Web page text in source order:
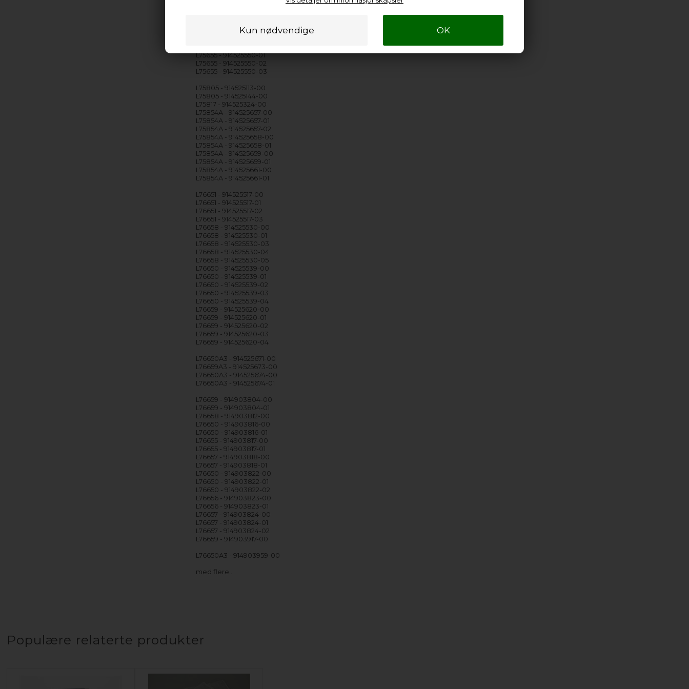
L75655 - 914525507-03
L75655 - 914525550-01
L75655 - 914525550-02
L75655 - 914525550-03
L75805 - 914525113-00
L75805 - 914525144-00
L75817 - 914525324-00
L75854A - 914525657-00
L75854A - 914525657-01
L75854A - 914525657-02
L75854A - 914525658-00
L75854A - 914525658-01
L75854A - 914525659-00
L75854A - 914525659-01
L75854A - 914525661-00
L75854A - 914525661-01
L76651 - 914525517-00
L76651 - 914525517-01
L76651 - 914525517-02
L76651 - 914525517-03
L76658 - 914525530-00
L76658 - 914525530-01
L76658 - 914525530-03
L76658 - 914525530-04
L76658 - 914525530-05
L76650 - 914525539-00
L76650 - 914525539-01
L76650 - 914525539-02
L76650 - 914525539-03
L76650 - 914525539-04
L76659 - 914525620-00
L76659 - 914525620-01
L76659 - 914525620-02
L76659 - 914525620-03
L76659 - 914525620-04
L76650A3 - 914525671-00
L76659A3 - 914525673-00
L76650A3 - 914525674-00
L76650A3 - 914525674-01
L76659 - 914903804-00
L76659 - 914903804-01
L76658 - 914903812-00
L76650 - 914903816-00
L76650 - 914903816-01
L76655 - 914903817-00
L76655 - 914903817-01
L76657 - 914903818-00
L76657 - 914903818-01
L76650 - 914903822-00
L76650 - 914903822-01
L76650 - 914903822-02
L76656 - 914903823-00
L76656 - 914903823-01
L76657 - 914903824-00
L76657 - 914903824-01
L76657 - 914903824-02
L76659 - 914903917-00
L76650A3 - 914903959-00
med flere…
Populære relaterte produkter